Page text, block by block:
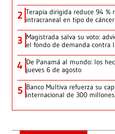
2 Terapia dirigida reduce 94 %
intracraneal en tipo de
3 Magistrada salva su voto:
el fondo de demanda contra
4 De Panamá al mundo: los
jueves 6 de agosto
5 Banco Multiva refuerza su
internacional de 300